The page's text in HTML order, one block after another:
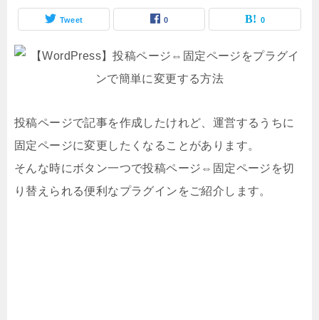
Tweet 0 0
投稿ページで記事を作成したけれど、運営するうちに
固定ページに変更したくなることがあります。
そんな時にボタン一つで投稿ページ⇔固定ページを切
り替えられる便利なプラグインをご紹介します。